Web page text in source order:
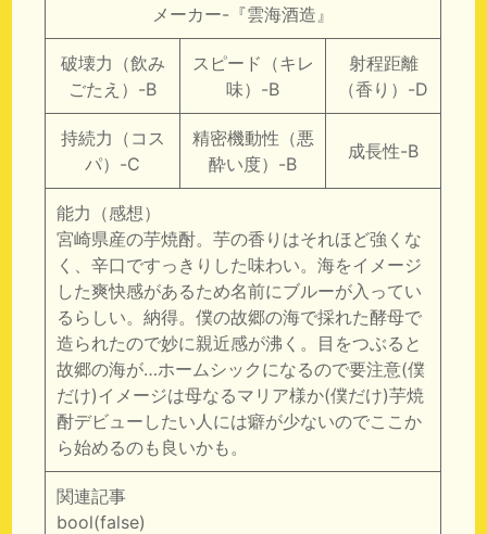
メーカー-『雲海酒造』
破壊力（飲み
ごたえ）-B
スピード（キレ
味）-B
射程距離
（香り）-D
持続力（コス
パ）-C
精密機動性（悪
酔い度）-B
成長性-B
能力（感想）
宮崎県産の芋焼酎。芋の香りはそれほど強くな
く、辛口ですっきりした味わい。海をイメージ
した爽快感があるため名前にブルーが入ってい
るらしい。納得。僕の故郷の海で採れた酵母で
造られたので妙に親近感が沸く。目をつぶると
故郷の海が…ホームシックになるので要注意(僕
だけ)イメージは母なるマリア様か(僕だけ)芋焼
酎デビューしたい人には癖が少ないのでここか
ら始めるのも良いかも。
関連記事
bool(false)